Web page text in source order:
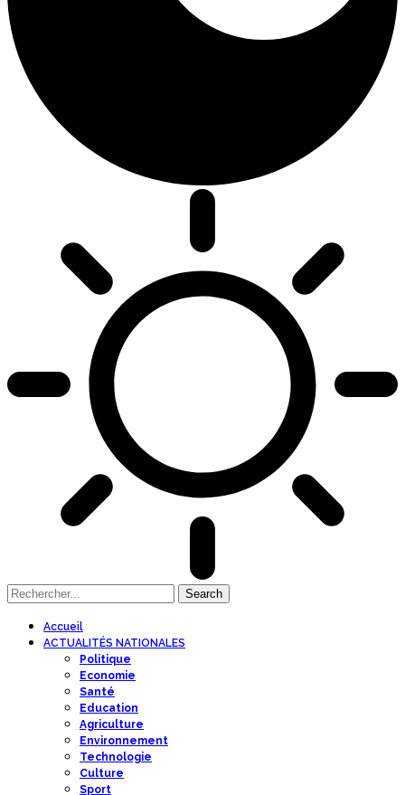
Accueil
ACTUALITÉS NATIONALES
Politique
Economie
Santé
Education
Agriculture
Environnement
Technologie
Culture
Sport